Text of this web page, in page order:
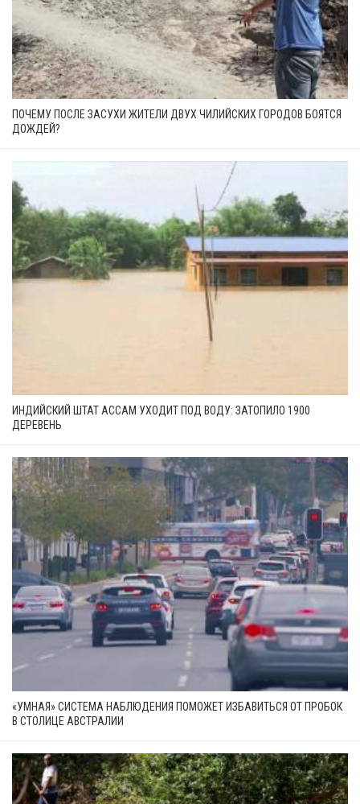
ПОЧЕМУ ПОСЛЕ ЗАСУХИ ЖИТЕЛИ ДВУХ ЧИЛИЙСКИХ ГОРОДОВ БОЯТСЯ
ДОЖДЕЙ?
ИНДИЙСКИЙ ШТАТ АССАМ УХОДИТ ПОД ВОДУ: ЗАТОПИЛО 1900
ДЕРЕВЕНЬ
«УМНАЯ» СИСТЕМА НАБЛЮДЕНИЯ ПОМОЖЕТ ИЗБАВИТЬСЯ ОТ ПРОБОК
В СТОЛИЦЕ АВСТРАЛИИ